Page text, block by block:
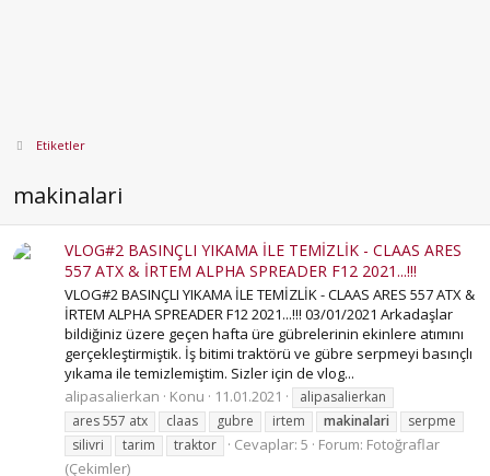
Etiketler
makinalari
VLOG#2 BASINÇLI YIKAMA İLE TEMİZLİK - CLAAS ARES
557 ATX & İRTEM ALPHA SPREADER F12 2021...!!!
VLOG#2 BASINÇLI YIKAMA İLE TEMİZLİK - CLAAS ARES 557 ATX &
İRTEM ALPHA SPREADER F12 2021...!!! 03/01/2021 Arkadaşlar
bildiğiniz üzere geçen hafta üre gübrelerinin ekinlere atımını
gerçekleştirmiştik. İş bitimi traktörü ve gübre serpmeyi basınçlı
yıkama ile temizlemiştim. Sizler için de vlog...
alipasalierkan
Konu 11.01.2021
alipasalierkan
ares 557 atx
claas gubre irtem makinalari
serpme
silivri
tarim traktor Cevaplar: 5 Forum: Fotoğraflar
(Çekimler)